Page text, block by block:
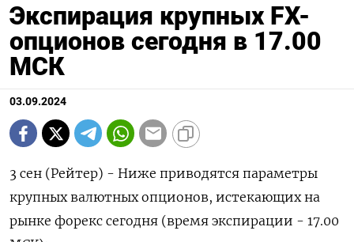
Экспирация крупных FX-
опционов сегодня в 17.00
МСК
03.09.2024
3 сен (Рейтер) - Ниже приводятся параметры
крупных валютных опционов, истекающих на
рынке форекс сегодня (время экспирации - 17.00